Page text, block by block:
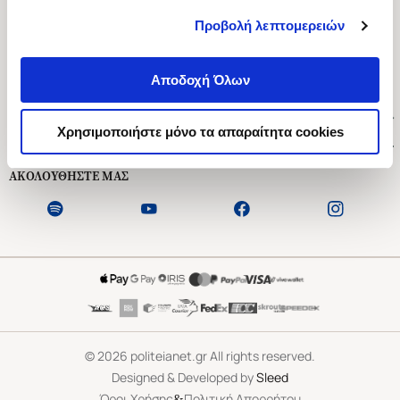
Προβολή λεπτομερειών
Αποδοχή Όλων
Χρησιμοποιήστε μόνο τα απαραίτητα cookies
Ασκληπιού 1-3, Αθήνα 106 79
Δευτέρα - Παρασκευή 09:00-21:00
Εξυπηρέτηση Πελατών
ΑΚΟΛΟΥΘΗΣΤΕ ΜΑΣ
©2026 politeianet.gr All rights reserved.
Designed & Developed bySleed